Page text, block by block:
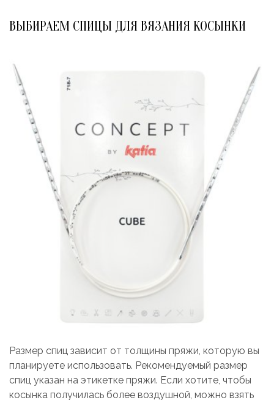
ВЫБИРАЕМ СПИЦЫ ДЛЯ ВЯЗАНИЯ КОСЫНКИ
Размер спиц зависит от толщины пряжи, которую вы
планируете использовать. Рекомендуемый размер
спиц указан на этикетке пряжи. Если хотите, чтобы
косынка получилась более воздушной, можно взять